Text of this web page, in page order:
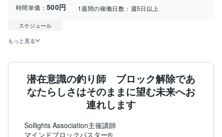
時間単価： 500円 1週間の稼働日数： 週5日以上
スケジュール
もっと見る
潜在意識の釣り師 ブロック解除であ
なたらしさはそのままに望む未来へお
連れします
Sollights Association主催講師
マインドブロックバスター®︎